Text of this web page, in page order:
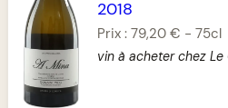
2018
Prix :79,20 € -75cl
vin à acheter chez